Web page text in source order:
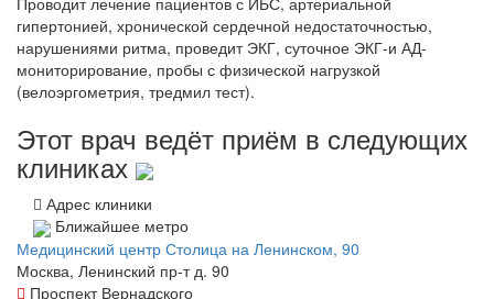
гипертонией, хронической сердечной недостаточностью,
нарушениями ритма, проведит ЭКГ, суточное ЭКГ-и АД-
мониторирование, пробы с физической нагрузкой
(велоэргометрия, тредмил тест).
Этот врач ведёт приём в следующих
клиниках
Адрес клиники
Ближайшее метро
Медицинский центр Столица на Ленинском, 90
Москва, Ленинский пр-т д. 90
Проспект Вернадского